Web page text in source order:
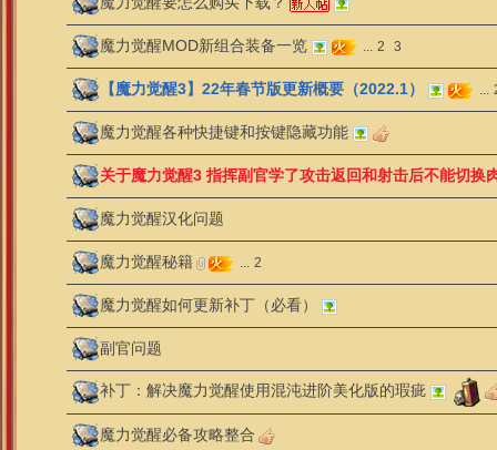
魔力觉醒MOD新组合装备一览 ... 2 3
【魔力觉醒3】22年春节版更新概要（2022.1） ...
魔力觉醒各种快捷键和按键隐藏功能
关于魔力觉醒3 指挥副官学了攻击返回和射击后不能切换
魔力觉醒汉化问题
魔力觉醒秘籍 ... 2
魔力觉醒如何更新补丁（必看）
副官问题
补丁：解决魔力觉醒使用混沌进阶美化版的瑕疵
魔力觉醒必备攻略整合